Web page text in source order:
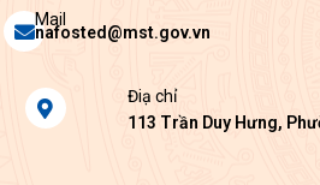
Envelope
Mail
nafosted@mst.gov.vn
Map-
marker-
Điạ chỉ
113 Trần Duy Hưng,